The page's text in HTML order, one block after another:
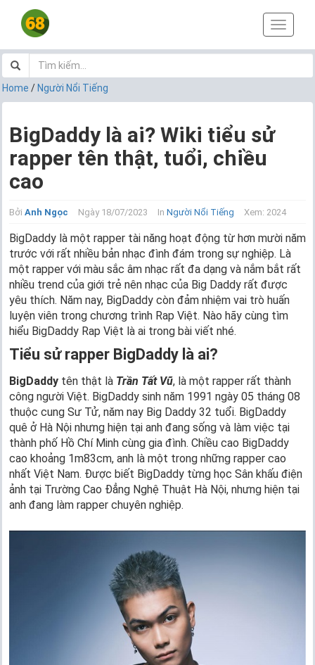
T
o
g
i
n
Home / Người Nổi Tiếng
BigDaddy là ai? Wiki tiểu sử
rapper tên thật, tuổi, chiều
cao
Bởi Anh Ngọc Ngày 18/07/2023 In Người Nổi Tiếng Xem: 2024
BigDaddy là một rapper tài năng hoạt động từ hơn mười năm
trước với rất nhiều bản nhạc đình đám trong sự nghiệp. Là
một rapper với màu sắc âm nhạc rất đa dạng và nắm bắt rất
nhiều trend của giới trẻ nên nhạc của Big Daddy rất được
yêu thích. Năm nay, BigDaddy còn đảm nhiệm vai trò huấn
luyện viên trong chương trình Rap Việt. Nào hãy cùng tìm
hiểu BigDaddy Rap Việt là ai trong bài viết nhé.
Tiểu sử rapper BigDaddy là ai?
BigDaddy tên thật là Trần Tất Vũ, là một rapper rất thành
công người Việt. BigDaddy sinh năm 1991 ngày 05 tháng 08
thuộc cung Sư Tử, năm nay Big Daddy 32 tuổi. BigDaddy
quê ở Hà Nội nhưng hiện tại anh đang sống và làm việc tại
thành phố Hồ Chí Minh cùng gia đình. Chiều cao BigDaddy
cao khoảng 1m83cm, anh là một trong những rapper cao
nhất Việt Nam. Được biết BigDaddy từng học Sân khấu điện
ảnh tại Trường Cao Đẳng Nghệ Thuật Hà Nội, nhưng hiện tại
anh đang làm rapper chuyên nghiệp.